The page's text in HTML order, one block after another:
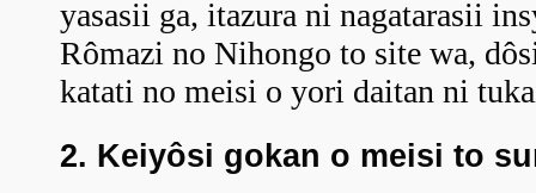
yasasii ga, itazura ni nagatarasii
Rômazi no Nihongo to site wa,
katati no meisi o yori daitan ni
2. Keiyôsi gokan o meisi to